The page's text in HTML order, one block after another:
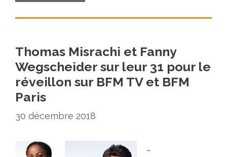
Thomas Misrachi et Fanny
Wegscheider sur leur 31 pour le
réveillon sur BFM TV et BFM
Paris
30 décembre 2018
…